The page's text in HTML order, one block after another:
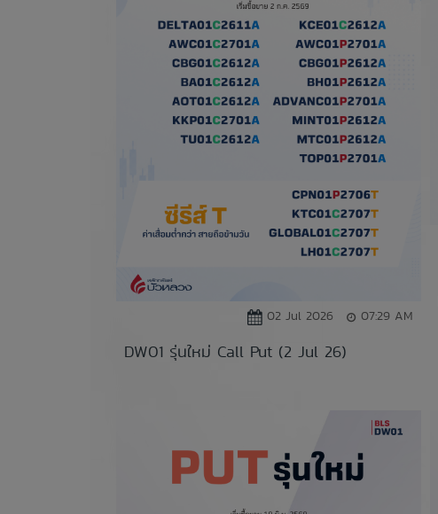
02 Jul 2026 07:29 AM
DW01 รุ่นใหม่ Call Put (2 Jul 26)